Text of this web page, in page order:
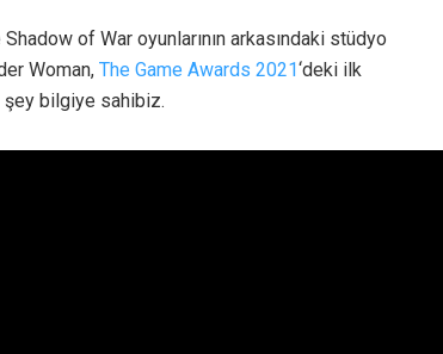
of War oyunlarının arkasındaki stüdyo
Woman, The Game Awards 2021‘deki ilk
şey bilgiye sahibiz.